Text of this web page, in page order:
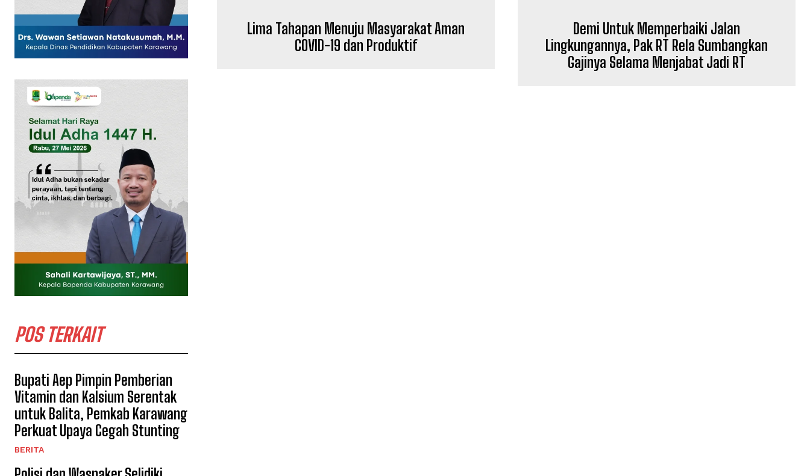
POS TERKAIT
Bupati Aep Pimpin Pemberian
Vitamin dan Kalsium Serentak
untuk Balita, Pemkab Karawang
Perkuat Upaya Cegah Stunting
BERITA
Lima Tahapan Menuju Masyarakat Aman
COVID-19 dan Produktif
Demi Untuk Memperbaiki Jalan
Lingkungannya, Pak RT Rela Sumbangkan
Gajinya Selama Menjabat Jadi RT